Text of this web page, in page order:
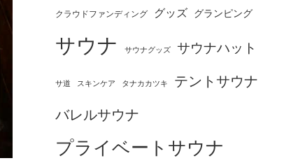
クラウドファンディング グッズ グランピング
サウナ サウナグッズ サウナハット
サ道 スキンケア タナカカツキ
テントサウナ
バレルサウナ
プライベートサウナ